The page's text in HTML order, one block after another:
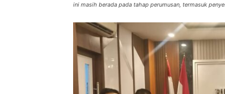
ini masih berada pada tahap perumusan, termasuk